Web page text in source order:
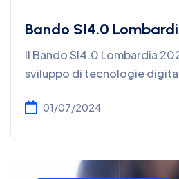
Bando SI4.0
Il Bando SI4.0 Lombardia
sviluppo di tecnologie
01/07/2024